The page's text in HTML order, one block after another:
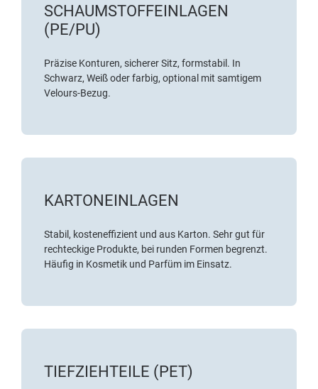
SCHAUMSTOFFEINLAGEN
(PE/PU)
Präzise Konturen, sicherer Sitz, formstabil. In
Schwarz, Weiß oder farbig, optional mit samtigem
Velours-Bezug.
KARTONEINLAGEN
Stabil, kosteneffizient und aus Karton. Sehr gut für
rechteckige Produkte, bei runden Formen begrenzt.
Häufig in Kosmetik und Parfüm im Einsatz.
TIEFZIEHTEILE (PET)